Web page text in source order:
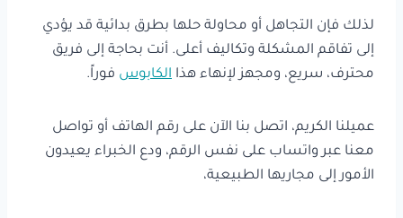
لذلك فإن التجاهل أو محاولة حلها بطرق بدائية قد يؤدي
إلى تفاقم المشكلة وتكاليف أعلى. أنت بحاجة إلى فريق
محترف، سريع، ومجهز لإنهاء هذا الكابوس فوراً.
عميلنا الكريم، اتصل بنا الآن على رقم الهاتف أو تواصل
معنا عبر واتساب على نفس الرقم، ودع الخبراء يعيدون
الأمور إلى مجاريها الطبيعية،